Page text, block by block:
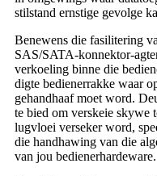
stilstand ernstige gevolge
Benewens die fasilitering
SAS/SATA-konnektor-
verkoeling binne die
digte bedienerrakke waar
gehandhaaf moet word.
te bied om verskeie skywe
lugvloei verseker word,
die handhawing van die
van jou bedienerhardeware.